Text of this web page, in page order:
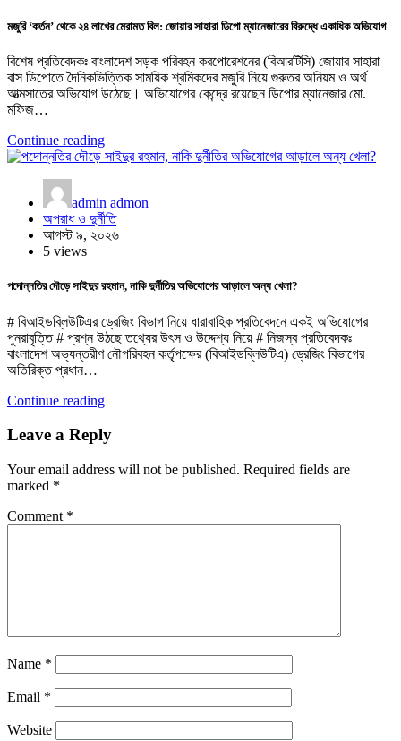
মজুরি ‘কর্তন’ থেকে ২৪ লাখের মেরামত বিল: জোয়ার সাহারা ডিপো ম্যানেজারের বিরুদ্ধে একাধিক অভিযোগ
বিশেষ প্রতিবেদকঃ বাংলাদেশ সড়ক পরিবহন করপোরেশনের (বিআরটিসি) জোয়ার সাহারা
বাস ডিপোতে দৈনিকভিত্তিক সাময়িক শ্রমিকদের মজুরি নিয়ে গুরুতর অনিয়ম ও অর্থ
আত্মসাতের অভিযোগ উঠেছে। অভিযোগের কেন্দ্রে রয়েছেন ডিপোর ম্যানেজার মো.
মফিজ…
Continue reading
admin admon
অপরাধ ও দুর্নীতি
আগস্ট ৯, ২০২৬
5 views
পদোন্নতির দৌড়ে সাইদুর রহমান, নাকি দুর্নীতির অভিযোগের আড়ালে অন্য খেলা?
# বিআইডব্লিউটিএর ড্রেজিং বিভাগ নিয়ে ধারাবাহিক প্রতিবেদনে একই অভিযোগের
পুনরাবৃত্তি # প্রশ্ন উঠছে তথ্যের উৎস ও উদ্দেশ্য নিয়ে # নিজস্ব প্রতিবেদকঃ
বাংলাদেশ অভ্যন্তরীণ নৌপরিবহন কর্তৃপক্ষের (বিআইডব্লিউটিএ) ড্রেজিং বিভাগের
অতিরিক্ত প্রধান…
Continue reading
Leave a Reply
Your email address will not be published. Required fields are
marked *
Comment *
Name *
Email *
Website